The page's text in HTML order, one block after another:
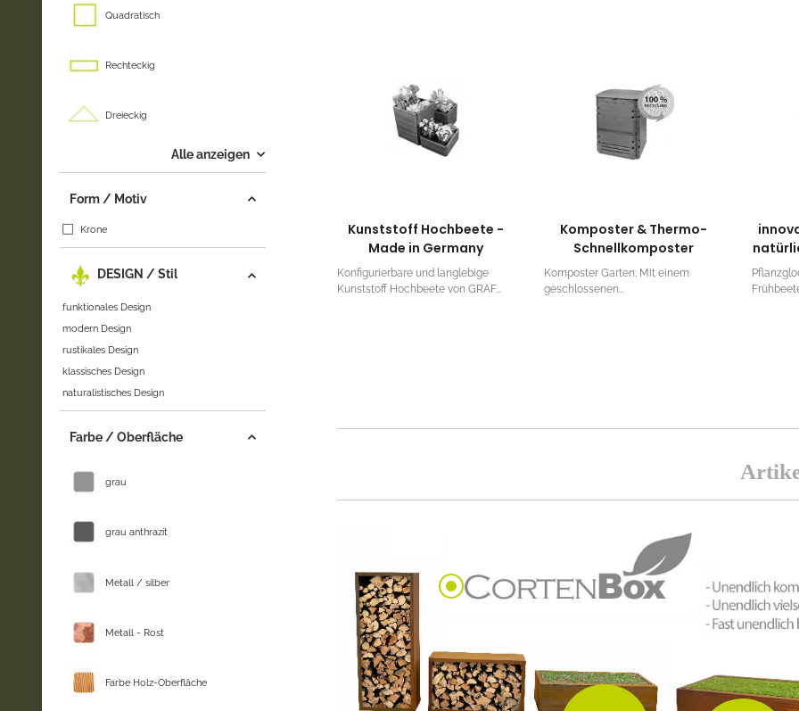
Kunststoff Hochbeete -
Made in Germany
Konfigurierbare und langlebige
Kunststoff Hochbeete von GRAF...
Komposter & Thermo-
Schnellkomposter
Komposter Garten: Mit einem
geschlossenen...
Quadratisch
Rechteckig
Dreieckig
Alle anzeigen
Form / Motiv
Krone
DESIGN / Stil
funktionales Design
modern Design
rustikales Design
klassisches Design
naturalistisches Design
Farbe / Oberfläche
grau
grau anthrazit
Metall / silber
Metall - Rost
Farbe Holz-Oberfläche